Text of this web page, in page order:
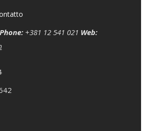
Phone:+381 12 541 021 Web: